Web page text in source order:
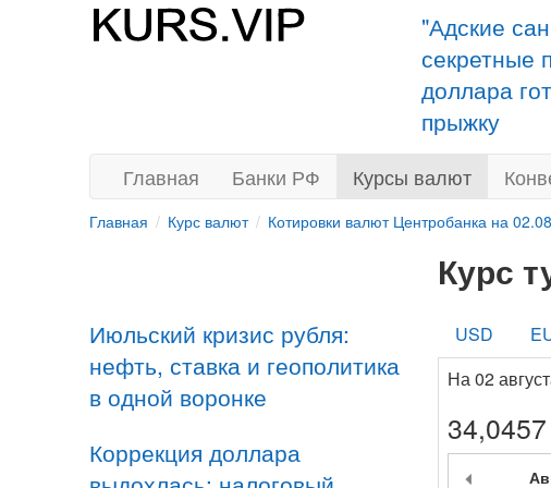
"Адские
секретные
доллара
прыжку
Главная Банки РФ Курсы валют
Главная Курс валют Котировки валют Центробанка на
Июльский кризис рубля:
нефть, ставка и геополитика
в одной воронке
Коррекция доллара
Курс
USD
На 02